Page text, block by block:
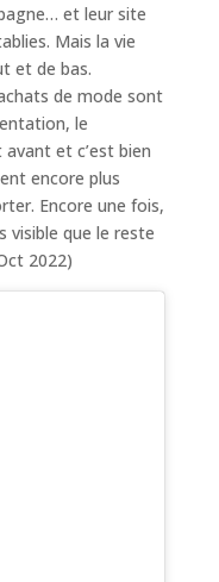
et leur site
Mais la vie
et de bas.
de mode sont
le
et c’est bien
encore plus
Encore une fois,
visible que le reste
2022)